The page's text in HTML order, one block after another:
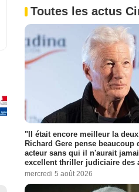
Toutes les actus
"Il était encore meilleur la
Richard Gere pense beaucoup
acteur sans qui il n'aurait
excellent thriller judiciaire des
mercredi 5 août 2026